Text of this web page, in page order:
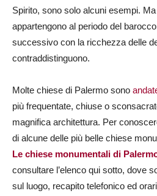
Spirito, sono solo alcuni esempi.
appartengono al periodo del
successivo con la ricchezza delle
contraddistinguono.
Molte chiese di Palermo sono
più frequentate, chiuse o
magnifica architettura. Per
di alcune delle più belle chiese
Le chiese monumentali di
consultare l’elenco qui sotto, dove
sul luogo, recapito telefonico ed